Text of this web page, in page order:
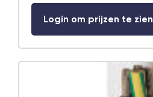
Login om prijzen te zien